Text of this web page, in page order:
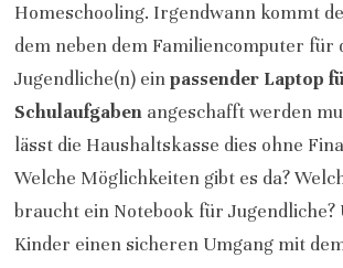
Homeschooling. Irgendwann kommt
dem neben dem Familiencomputer für
Jugendliche(n) einpassender Laptop
Schulaufgabenangeschafft werden
lässt die Haushaltskasse dies ohne
Welche Möglichkeiten gibt es da?
braucht ein Notebook für
Kinder einen sicheren Umgang mit